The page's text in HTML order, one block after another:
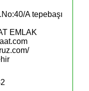
A tepebaşı
EMLAK